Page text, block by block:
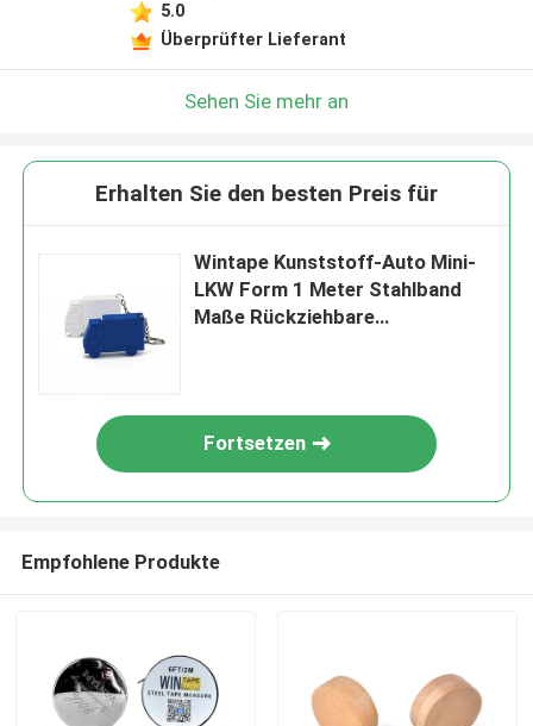
5.0
Überprüfter Lieferant
Sehen Sie mehr an
Erhalten Sie den besten Preis für
Wintape Kunststoff-Auto Mini-
LKW Form 1 Meter Stahlband
Maße Rückziehbare
Fortsetzen
Empfohlene Produkte